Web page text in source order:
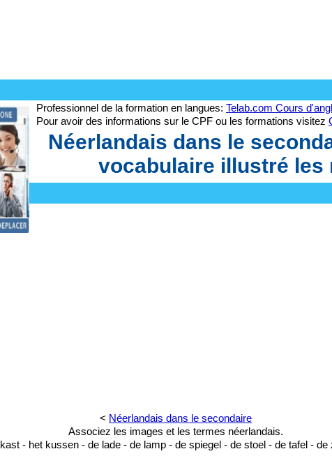
Professionnel de la formation en langues: Telab.com Cours
Pour avoir des informations sur le CPF ou les formations visitez
Néerlandais dans le
vocabulaire illustré les
< Néerlandais dans le secondaire
Associez les images et les termes néerlandais.
- het kussen - de lade - de lamp - de spiegel - de stoel - de tafel - de